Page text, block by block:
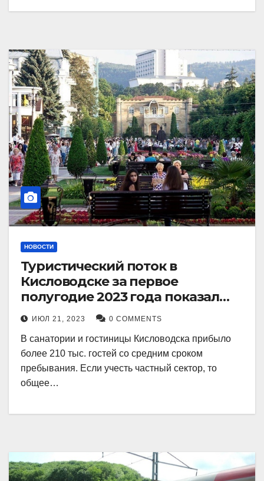
НОВОСТИ
Туристический поток в
Кисловодске за первое
полугодие 2023 года показал
рекордный рост в 21 процент.
ИЮЛ 21, 2023 0 COMMENTS
В санатории и гостиницы Кисловодска прибыло
более 210 тыс. гостей со средним сроком
пребывания. Если учесть частный сектор, то
общее…